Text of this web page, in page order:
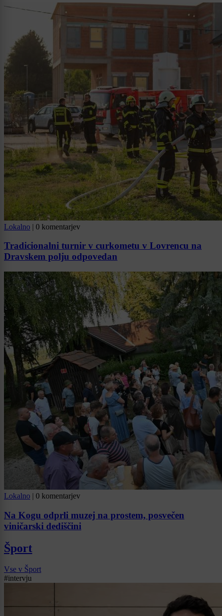
Lokalno | 0 komentarjev
Tradicionalni turnir v curkometu v Lovrencu na
Dravskem polju odpovedan
Lokalno | 0 komentarjev
Na Kogu odprli muzej na prostem, posvečen
viničarski dediščini
Šport
Vse v Šport
#intervju